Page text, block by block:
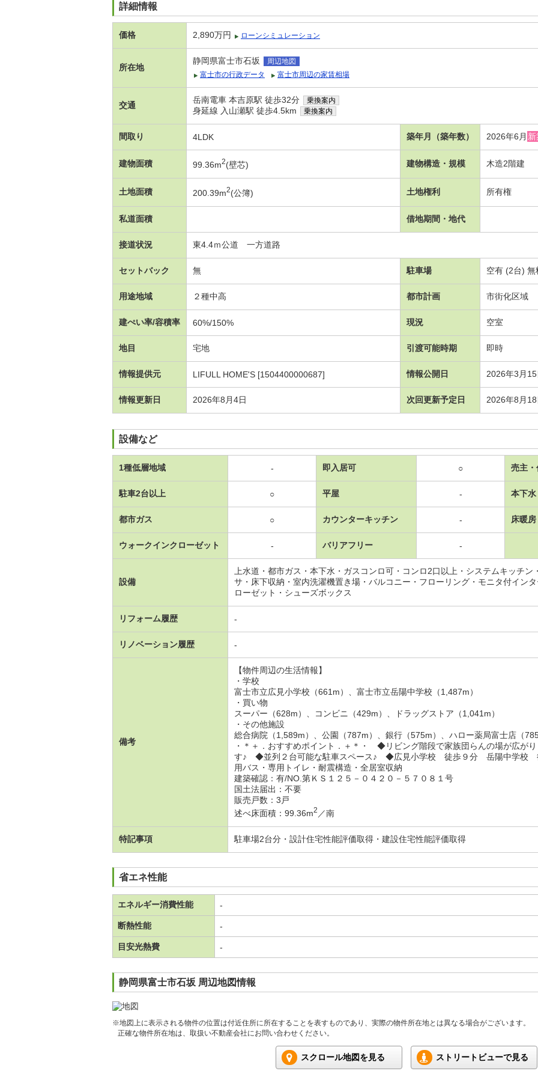
詳細情報
価格 2,890万円 ローンシミュレーション
所在地
静岡県富士市石坂
周辺地図
富士市の行政データ
富士市周辺の家賃相場
交通
岳南電車 本吉原駅 徒歩32分 乗換案内
身延線 入山瀬駅 徒歩4.5km 乗換案内
間取り 4LDK 築年月（築年数） 2026年6月
建物面積 99.36m2(壁芯) 建物構造・規模 木造2階建
土地面積 200.39m2(公簿) 土地権利 所有権
私道面積 借地期間・地代
接道状況 東4.4ｍ公道 一方道路
セットバック 無 駐車場 空有 (2台) 無
用途地域 ２種中高 都市計画 市街化区域
建ぺい率/容積率 60%/150% 現況 空室
地目 宅地 引渡可能時期 即時
情報提供元 LIFULL HOME'S [1504400000687] 情報公開日 2026年3月15
情報更新日 2026年8月4日 次回更新予定日 2026年8月18
設備など
1種低層地域 - 即入居可 ○ 売主・
駐車2台以上 ○ 平屋 - 本下水
都市ガス ○ カウンターキッチン - 床暖房
ウォークインクローゼット - バリアフリー -
設備
上水道・都市ガス・本下水・ガスコンロ可・コンロ2口以上・システムキッチ
サ・床下収納・室内洗濯機置き場・バルコニー・フローリング・モニタ付イン
ローゼット・シューズボックス
リフォーム履歴 -
リノベーション履歴 -
備考
【物件周辺の生活情報】
・学校
富士市立広見小学校（661m）、富士市立岳陽中学校（1,487m）
・買い物
スーパー（628m）、コンビニ（429m）、ドラッグストア（1,041m）
・その他施設
総合病院（1,589m）、公園（787m）、銀行（575m）、ハロー薬局富士店（
・＊＋．おすすめポイント．＋＊・ ◆リビング階段で家族団らんの場が広が
す♪ ◆並列２台可能な駐車スペース♪ ◆広見小学校 徒歩９分 岳陽中学校
用バス・専用トイレ・耐震構造・全居室収納
建築確認：有/NO.第ＫＳ１２５－０４２０－５７０８１号
国土法届出：不要
販売戸数：3戸
述べ床面積：99.36m2 ／南
特記事項 駐車場2台分・設計住宅性能評価取得・建設住宅性能評価取得
省エネ性能
エネルギー消費性能 -
断熱性能 -
目安光熱費 -
静岡県富士市石坂 周辺地図情報
※地図上に表示される物件の位置は付近住所に所在することを表すものであり、実際の物件所在地とは異なる場合がございます。
正確な物件所在地は、取扱い不動産会社にお問い合わせください。
スクロール地図を見る ストリートビューで見る